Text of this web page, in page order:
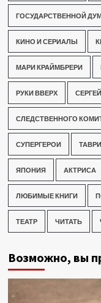
ГОСУДАРСТВЕННОЙ
КИНО И СЕРИАЛЫ
МАРИ КРАЙМБРЕРИ
РУКИ ВВЕРХ
СЛЕДСТВЕННОГО
СУПЕРГЕРОИ
ЯПОНИЯ АКТРИСА
ЛЮБИМЫЕ КНИГИ
ТЕАТР ЧИТАТЬ
Возможно, вы